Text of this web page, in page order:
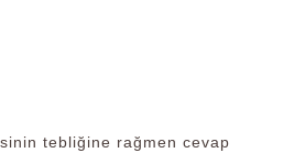
tebliğine rağmen cevap